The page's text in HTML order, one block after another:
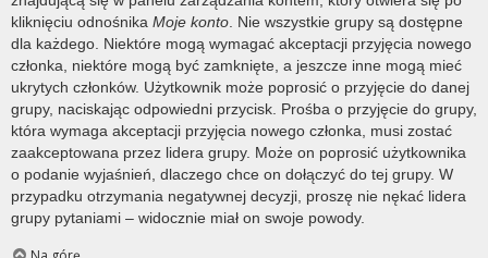
kliknięciu odnośnika Moje konto . Nie wszystkie grupy są dostępne
dla każdego. Niektóre mogą wymagać akceptacji przyjęcia nowego
członka, niektóre mogą być zamknięte, a jeszcze inne mogą mieć
ukrytych członków. Użytkownik może poprosić o przyjęcie do danej
grupy, naciskając odpowiedni przycisk. Prośba o przyjęcie do grupy,
która wymaga akceptacji przyjęcia nowego członka, musi zostać
zaakceptowana przez lidera grupy. Może on poprosić użytkownika
o podanie wyjaśnień, dlaczego chce on dołączyć do tej grupy. W
przypadku otrzymania negatywnej decyzji, proszę nie nękać lidera
grupy pytaniami – widocznie miał on swoje powody.